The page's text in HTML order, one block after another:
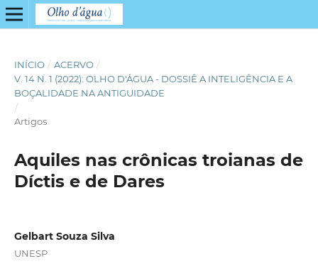
INÍCIO / ACERVO /
V. 14 N. 1 (2022): OLHO D'ÁGUA - DOSSIÊ A INTELIGÊNCIA E A
BOÇALIDADE NA ANTIGUIDADE
/
Artigos
Aquiles nas crônicas troianas de
Díctis e de Dares
Gelbart Souza Silva
UNESP